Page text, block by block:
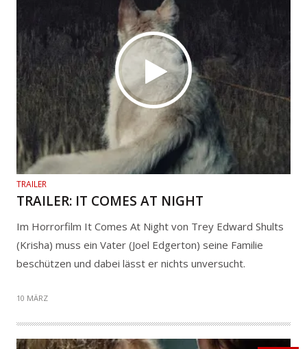
TRAILER
TRAILER: IT COMES AT NIGHT
Im Horrorfilm It Comes At Night von Trey Edward Shults
(Krisha) muss ein Vater (Joel Edgerton) seine Familie
beschützen und dabei lässt er nichts unversucht.
10 MÄRZ